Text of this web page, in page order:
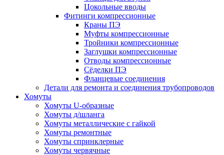
Цокольные вводы
Фитинги компрессионные
Краны ПЭ
Муфты компрессионные
Тройники компрессионные
Заглушки компрессионные
Отводы компрессионные
Сёделки ПЭ
Фланцевые соединения
Детали для ремонта и соединения трубопроводов
Хомуты
Хомуты U-образные
Хомуты д/шланга
Хомуты металлические с гайкой
Хомуты ремонтные
Хомуты спринклерные
Хомуты червячные